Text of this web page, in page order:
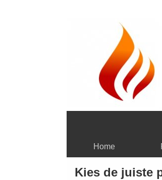
Home
Kies de juiste